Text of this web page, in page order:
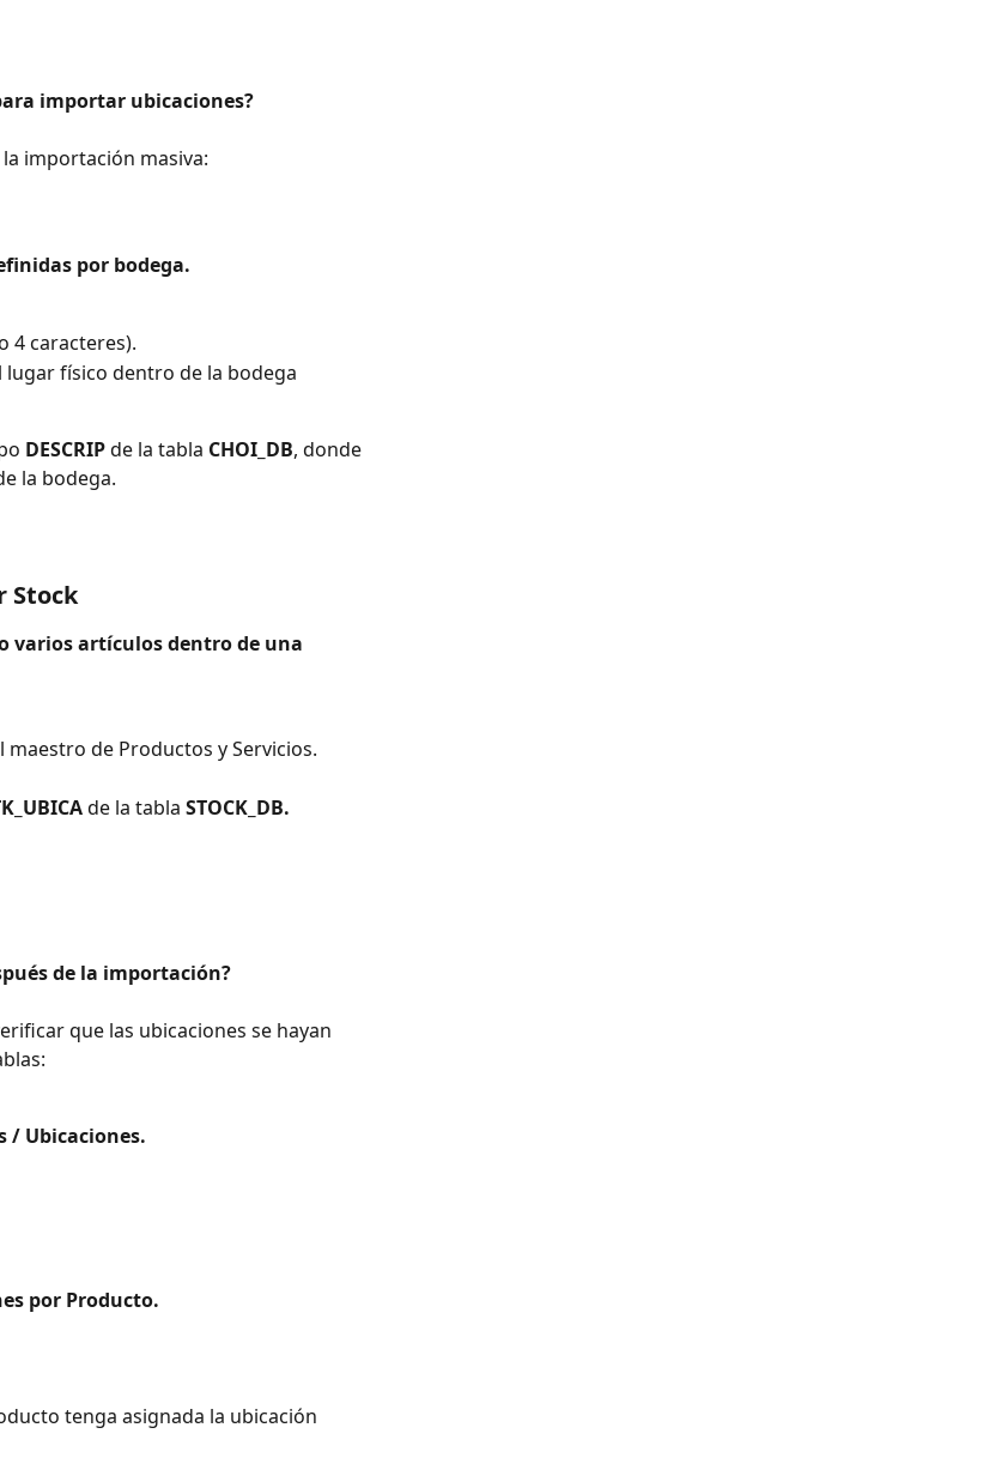
importar ubicaciones?
importación masiva:
por bodega.
4 caracteres).
físico dentro de la bodega
DESCRIP de la tabla CHOI_DB, donde
la bodega.
Stock
varios artículos dentro de una
de Productos y Servicios.
de la tabla STOCK_DB.
de la importación?
que las ubicaciones se hayan
/ Ubicaciones.
por Producto.
tenga asignada la ubicación